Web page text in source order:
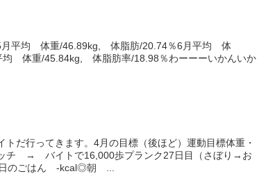
月平均 体重/46.89kg, 体脂肪/20.74％6月平均 体
体重/45.84kg, 体脂肪率/18.98％わーーーいかんいか
だ行ってきます。4月の目標（後ほど）運動目標体重・
ッチ → バイトで16,000歩プランク27日目（さぼり→お
日のごはん -kcal◎朝 ...